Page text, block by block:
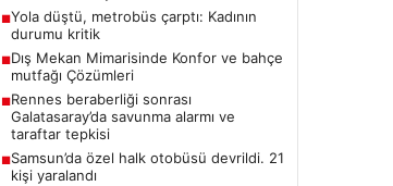
■Yola düştü, metrobüs çarptı: Kadının
durumu kritik
■Dış Mekan Mimarisinde Konfor ve bahçe
mutfağı Çözümleri
■Rennes beraberliği sonrası
Galatasaray’da savunma alarmı ve
taraftar tepkisi
■Samsun’da özel halk otobüsü devrildi. 21
kişi yaralandı